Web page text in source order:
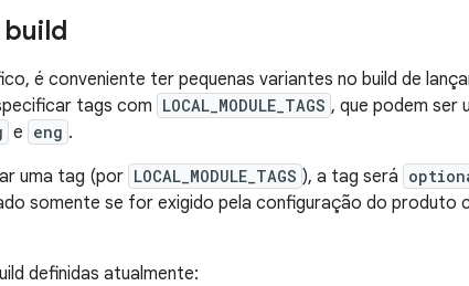
build
é conveniente ter pequenas variantes no build de
tags com LOCAL_MODULE_TAGS , que podem ser
e eng .
uma tag (por LOCAL_MODULE_TAGS ), a tag será
somente se for exigido pela configuração do produto
definidas atualmente: